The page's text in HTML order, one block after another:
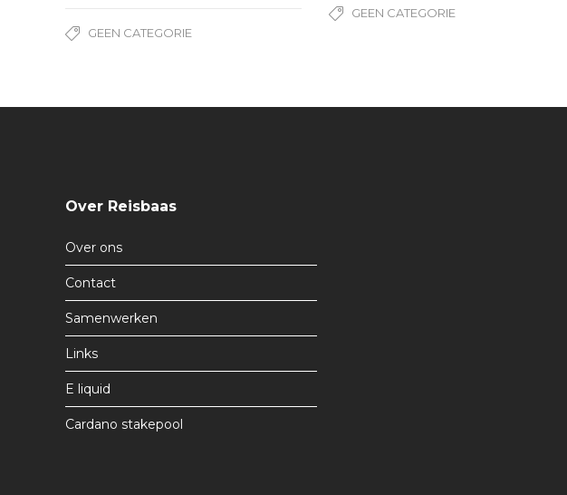
GEEN CATEGORIE
GEEN CATEGORIE
Over Reisbaas
Over ons
Contact
Samenwerken
Links
E liquid
Cardano stakepool